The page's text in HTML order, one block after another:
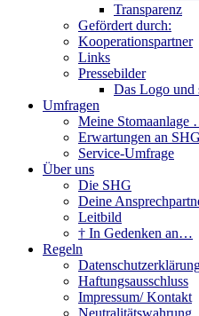
Transparenz
Gefördert durch:
Kooperationspartner
Links
Pressebilder
Das Logo und
Umfragen
Meine Stomaanlage
Erwartungen an
Service-Umfrage
Über uns
Die SHG
Deine
Leitbild
† In Gedenken an…
Regeln
Haftungsausschluss
Impressum/ Kontakt
Neutralitätswahrung